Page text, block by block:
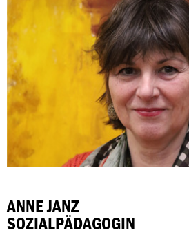
ANNE JANZ
SOZIALPÄDAGOGIN